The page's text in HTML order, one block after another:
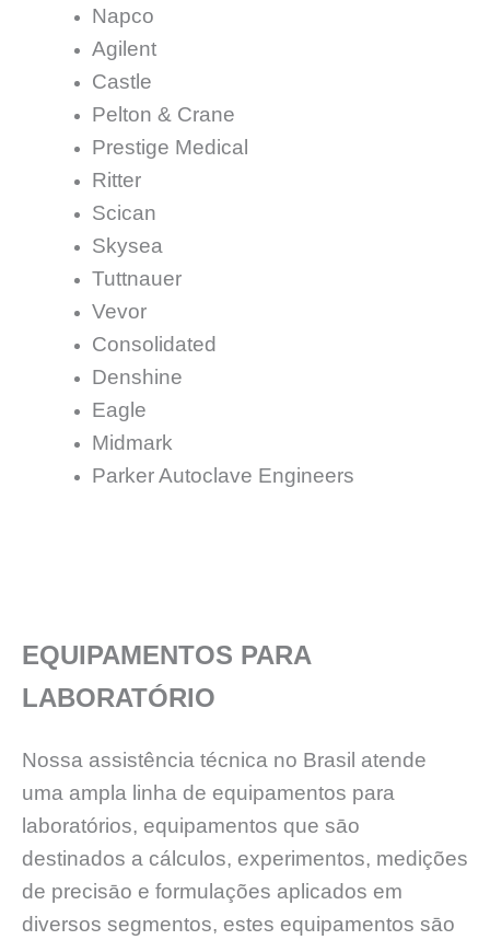
Napco
Agilent
Castle
Pelton & Crane
Prestige Medical
Ritter
Scican
Skysea
Tuttnauer
Vevor
Consolidated
Denshine
Eagle
Midmark
Parker Autoclave Engineers
EQUIPAMENTOS PARA
LABORATÓRIO
Nossa assistência técnica no Brasil atende
uma ampla linha de equipamentos para
laboratórios, equipamentos que sāo
destinados a cálculos, experimentos, medições
de precisāo e formulações aplicados em
diversos segmentos, estes equipamentos sāo